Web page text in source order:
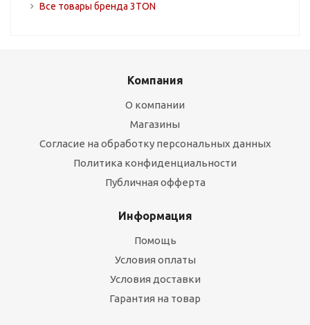
Все товары бренда 3TON
Компания
О компании
Магазины
Согласие на обработку персональных данных
Политика конфиденциальности
Публичная офферта
Информация
Помощь
Условия оплаты
Условия доставки
Гарантия на товар